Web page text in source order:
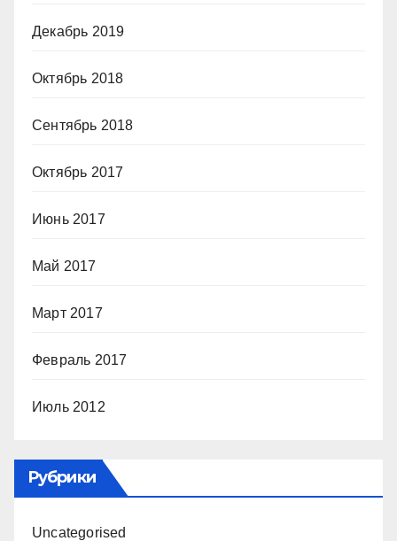
Декабрь 2019
Октябрь 2018
Сентябрь 2018
Октябрь 2017
Июнь 2017
Май 2017
Март 2017
Февраль 2017
Июль 2012
Рубрики
Uncategorised